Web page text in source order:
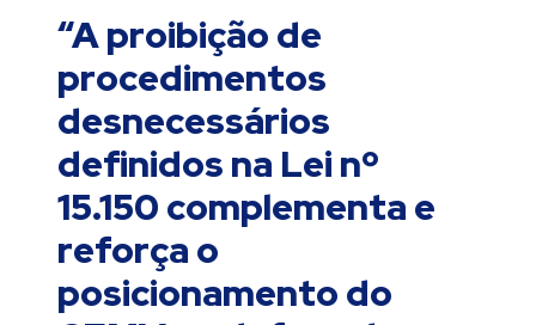
“A proibição de
procedimentos
desnecessários
definidos na Lei nº
15.150 complementa e
reforça o
posicionamento do